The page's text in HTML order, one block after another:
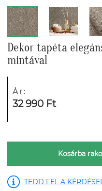
Dekor tapéta
mintával
Ár:
32 990 Ft
Kosárba
TEDD FEL A